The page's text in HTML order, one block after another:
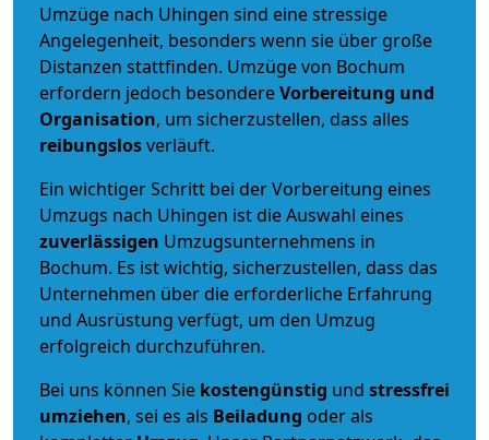
Umzüge nach Uhingen sind eine stressige
Angelegenheit, besonders wenn sie über große
Distanzen stattfinden. Umzüge von Bochum
erfordern jedoch besondereVorbereitung und
Organisation, um sicherzustellen, dass alles
reibungslosverläuft.
Ein wichtiger Schritt bei der Vorbereitung eines
Umzugs nach Uhingen ist die Auswahl eines
zuverlässigen Umzugsunternehmens in
Bochum. Es ist wichtig, sicherzustellen, dass das
Unternehmen über die erforderliche Erfahrung
und Ausrüstung verfügt, um den Umzug
erfolgreich durchzuführen.
Bei uns können Sie kostengünstig und stressfrei
umziehen, sei es als Beiladung oder als